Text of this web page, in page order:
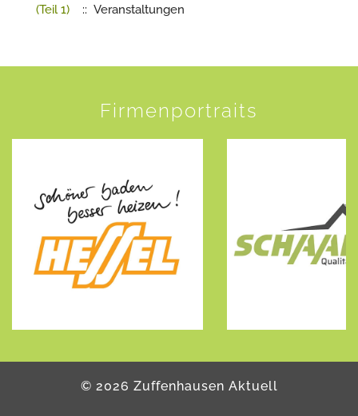
(Teil 1)
:: Veranstaltungen
Firmenportraits
© 2026 Zuffenhausen Aktuell